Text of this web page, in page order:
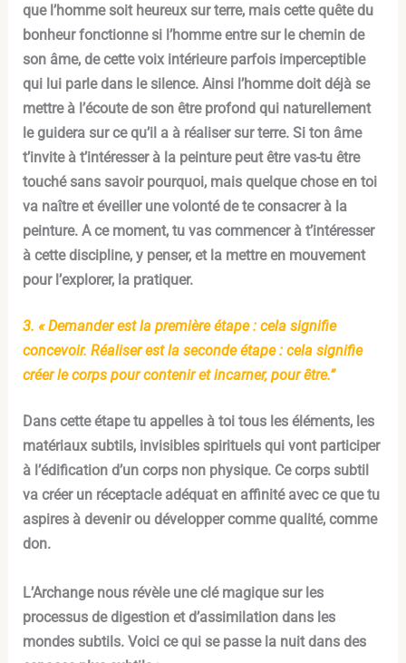
que l’homme soit heureux sur terre, mais cette quête du
bonheur fonctionne si l’homme entre sur le chemin de
son âme, de cette voix intérieure parfois imperceptible
qui lui parle dans le silence. Ainsi l’homme doit déjà se
mettre à l’écoute de son être profond qui naturellement
le guidera sur ce qu’il a à réaliser sur terre. Si ton âme
t’invite à t’intéresser à la peinture peut être vas-tu être
touché sans savoir pourquoi, mais quelque chose en toi
va naître et éveiller une volonté de te consacrer à la
peinture. A ce moment, tu vas commencer à t’intéresser
à cette discipline, y penser, et la mettre en mouvement
pour l’explorer, la pratiquer.
3. « Demander est la première étape : cela signifie
concevoir. Réaliser est la seconde étape : cela signifie
créer le corps pour contenir et incarner, pour être.”
Dans cette étape tu appelles à toi tous les éléments, les
matériaux subtils, invisibles spirituels qui vont participer
à l’édification d’un corps non physique. Ce corps subtil
va créer un réceptacle adéquat en affinité avec ce que tu
aspires à devenir ou développer comme qualité, comme
don.
L’Archange nous révèle une clé magique sur les
processus de digestion et d’assimilation dans les
mondes subtils. Voici ce qui se passe la nuit dans des